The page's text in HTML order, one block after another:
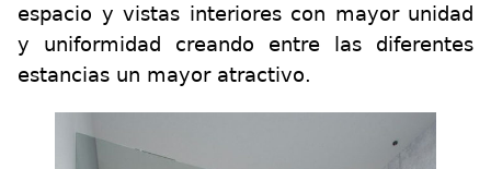
espacio y vistas interiores con mayor unidad
y uniformidad creando entre las diferentes
estancias un mayor atractivo.